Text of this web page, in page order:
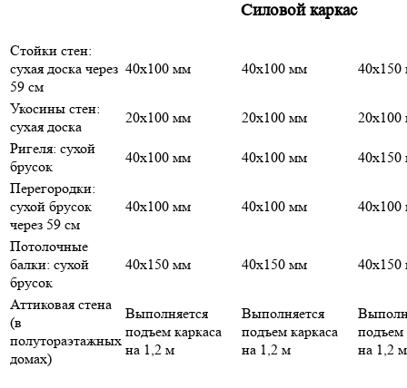
Силовой каркас
Стойки стен:
сухая доска через
59 см
40х100 мм 40х100 мм
Укосины стен:
сухая доска
20х100 мм 20х100 мм
Ригеля: сухой
брусок
40х100 мм 40х100 мм
Перегородки:
сухой брусок
через 59 см
40х100 мм 40х100 мм
Потолочные
балки: сухой
брусок
40х150 мм 40х150 мм
Аттиковая стена
(в
полутораэтажных
домах)
Выполняется
подъем каркаса
на 1,2 м
Выполняется
подъем каркаса
на 1,2 м
подъем
на 1,2 м